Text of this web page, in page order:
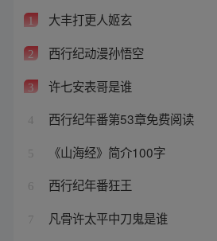
1 大丰打更人姬玄
2 西行纪动漫孙悟空
3 许七安表哥是谁
4 西行纪年番第53章免费阅读
5 《山海经》简介100字
6 西行纪年番狂王
7 凡骨许太平中刀鬼是谁